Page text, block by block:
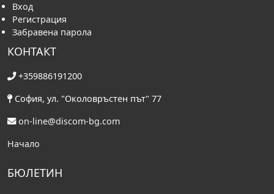
Вход
Регистрация
Забравена парола
КОНТАКТ
+359886191200
София, ул. "Околовръстен път" 77
on-line@discom-bg.com
Начало
БЮЛЕТИН